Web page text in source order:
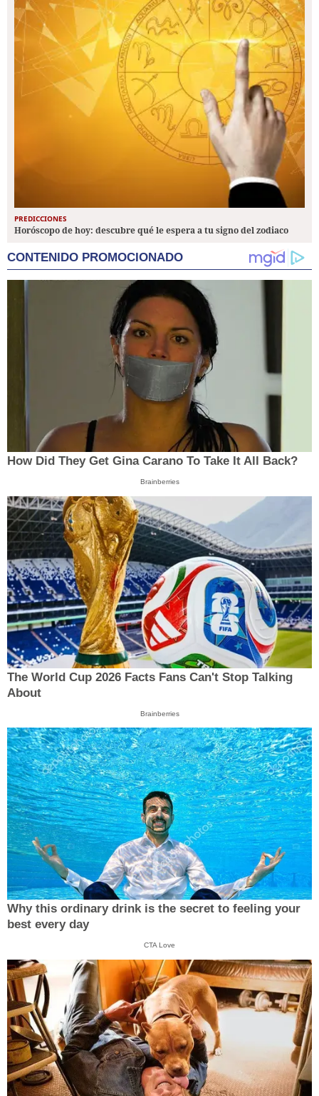
PREDICCIONES
Horóscopo de hoy: descubre qué le espera a tu signo del zodiaco
CONTENIDO PROMOCIONADO
How Did They Get Gina Carano To Take It All Back?
Brainberries
The World Cup 2026 Facts Fans Can't Stop Talking
About
Brainberries
Why this ordinary drink is the secret to feeling your
best every day
CTA Love